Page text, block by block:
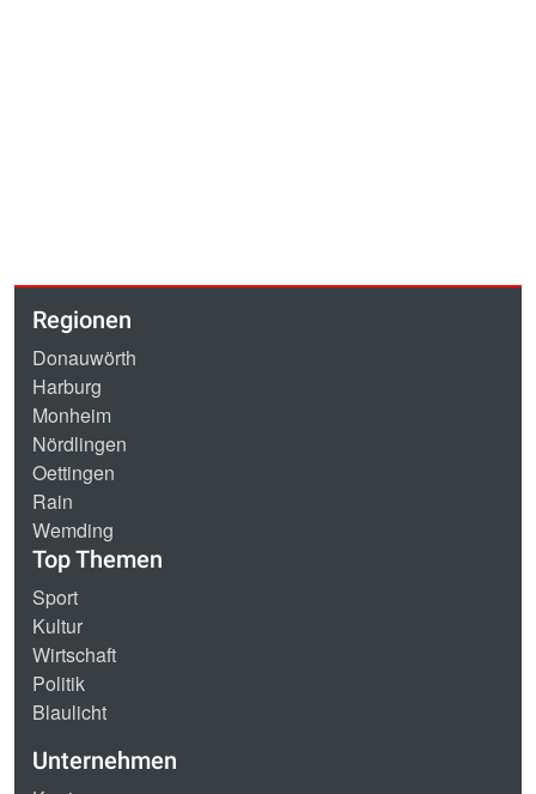
Regionen
Donauwörth
Harburg
Monheim
Nördlingen
Oettingen
Rain
Wemding
Top Themen
Sport
Kultur
Wirtschaft
Politik
Blaulicht
Unternehmen